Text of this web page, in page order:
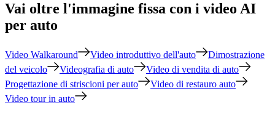
Vai oltre l'immagine fissa con i video AI
per auto
Video Walkaround Video introduttivo dell'auto
Dimostrazione
del veicolo
Videografia di auto
Video di vendita di auto
Progettazione di striscioni per auto
Video di restauro auto
Video tour in auto